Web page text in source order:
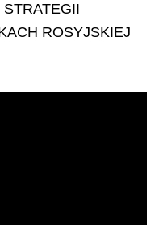
ROSYJSKIEJ